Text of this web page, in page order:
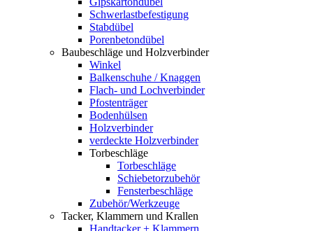
Schwerlastbefestigung
Stabdübel
Porenbetondübel
Baubeschläge und Holzverbinder
Winkel
Balkenschuhe / Knaggen
Flach- und Lochverbinder
Pfostenträger
Bodenhülsen
Holzverbinder
verdeckte Holzverbinder
Torbeschläge
Torbeschläge
Schiebetorzubehör
Fensterbeschläge
Zubehör/Werkzeuge
Tacker, Klammern und Krallen